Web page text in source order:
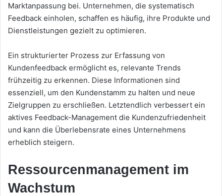
Marktanpassung bei. Unternehmen, die systematisch
Feedback einholen, schaffen es häufig, ihre Produkte und
Dienstleistungen gezielt zu optimieren.
Ein strukturierter Prozess zur Erfassung von
Kundenfeedback ermöglicht es, relevante Trends
frühzeitig zu erkennen. Diese Informationen sind
essenziell, um den Kundenstamm zu halten und neue
Zielgruppen zu erschließen. Letztendlich verbessert ein
aktives Feedback-Management die Kundenzufriedenheit
und kann die Überlebensrate eines Unternehmens
erheblich steigern.
Ressourcenmanagement im
Wachstum